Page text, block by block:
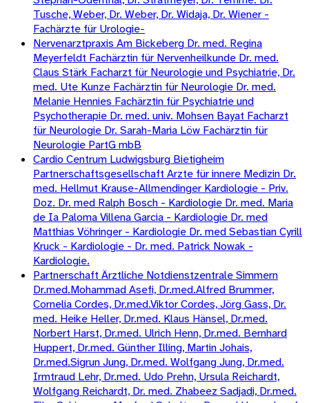
Tusche, Weber, Dr. Weber, Dr. Widaja, Dr. Wiener -
Fachärzte für Urologie-
Nervenarztpraxis Am Bickeberg Dr. med. Regina
Meyerfeldt Fachärztin für Nervenheilkunde Dr. med.
Claus Stärk Facharzt für Neurologie und Psychiatrie, Dr.
med. Ute Kunze Fachärztin für Neurologie Dr. med.
Melanie Hennies Fachärztin für Psychiatrie und
Psychotherapie Dr. med. univ. Mohsen Bayat Facharzt
für Neurologie Dr. Sarah-Maria Löw Fachärztin für
Neurologie PartG mbB
Cardio Centrum Ludwigsburg Bietigheim
Partnerschaftsgesellschaft Arzte für innere Medizin Dr.
med. Hellmut Krause-Allmendinger Kardiologie - Priv.
Doz. Dr. med Ralph Bosch - Kardiologie Dr. med. Maria
de Ia Paloma Villena Garcia - Kardiologie Dr. med
Matthias Vöhringer - Kardiologie Dr. med Sebastian Cyrill
Kruck - Kardiologie - Dr. med. Patrick Nowak -
Kardiologie.
Partnerschaft Ärztliche Notdienstzentrale Simmern
Dr.med.Mohammad Asefi, Dr.med.Alfred Brummer,
Cornelia Cordes, Dr.med.Viktor Cordes, Jörg Gass, Dr.
med. Heike Heller, Dr.med. Klaus Hänsel, Dr.med.
Norbert Harst, Dr.med. Ulrich Henn, Dr.med. Bernhard
Huppert, Dr.med. Günther Illing, Martin Johais,
Dr.med.Sigrun Jung, Dr.med. Wolfgang Jung, Dr.med.
Irmtraud Lehr, Dr.med. Udo Prehn, Ursula Reichardt,
Wolfgang Reichardt, Dr. med. Zhabeez Sadjadi, Dr.med.